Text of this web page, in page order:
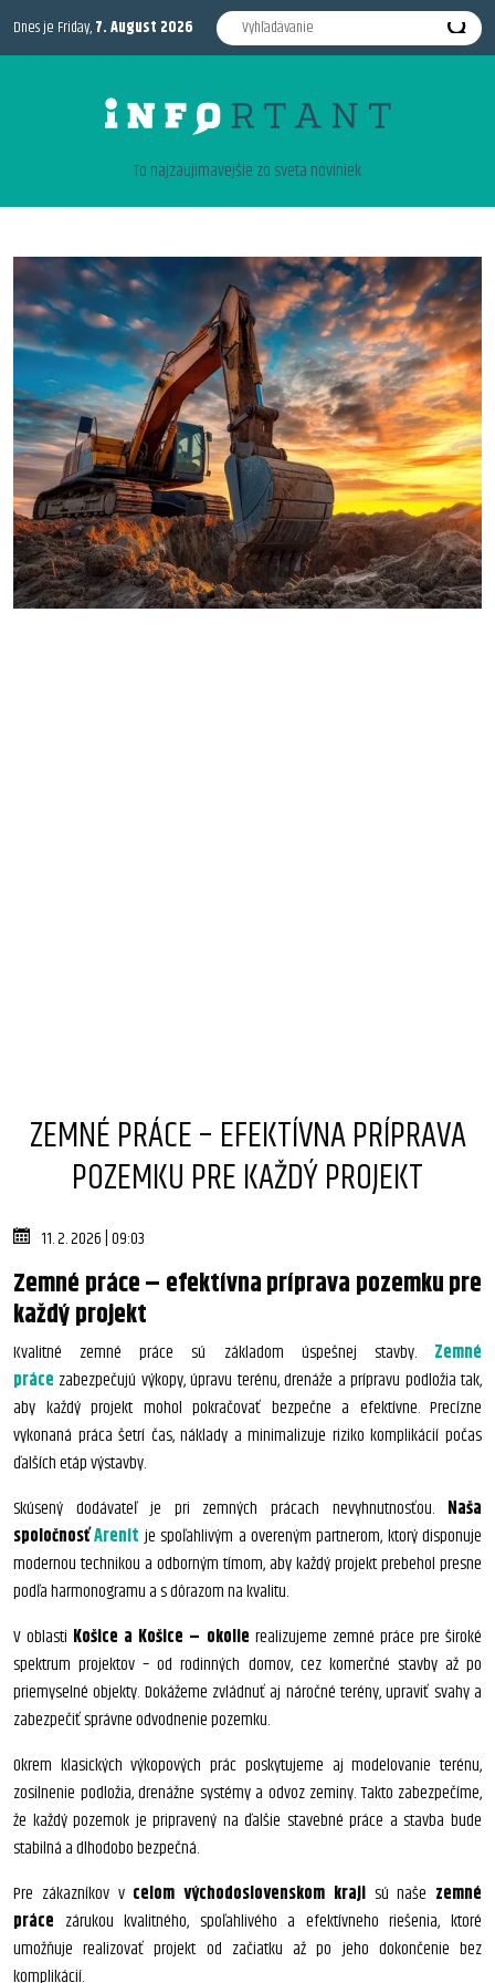
Dnes je Friday,7. August 2026
To najzaujimavejšie zo sveta noviniek
ZEMNÉ PRÁCE – EFEKTÍVNA PRÍPRAVA
POZEMKU PRE KAŽDÝ PROJEKT
11. 2. 2026 | 09:03
Zemné práce – efektívna príprava pozemku pre
každý projekt
Kvalitné zemné práce sú základom úspešnej stavby. Zemné
práce zabezpečujú výkopy, úpravu terénu, drenáže a prípravu podložia tak,
aby každý projekt mohol pokračovať bezpečne a efektívne. Precízne
vykonaná práca šetrí čas, náklady a minimalizuje riziko komplikácií počas
ďalších etáp výstavby.
Skúsený dodávateľ je pri zemných prácach nevyhnutnosťou. Naša
spoločnosťArenit je spoľahlivým a overeným partnerom, ktorý disponuje
modernou technikou a odborným tímom, aby každý projekt prebehol presne
podľa harmonogramu a s dôrazom na kvalitu.
V oblasti Košice a Košice – okolie realizujeme zemné práce pre široké
spektrum projektov – od rodinných domov, cez komerčné stavby až po
priemyselné objekty. Dokážeme zvládnuť aj náročné terény, upraviť svahy a
zabezpečiť správne odvodnenie pozemku.
Okrem klasických výkopových prác poskytujeme aj modelovanie terénu,
zosilnenie podložia, drenážne systémy a odvoz zeminy. Takto zabezpečíme,
že každý pozemok je pripravený na ďalšie stavebné práce a stavba bude
stabilná a dlhodobo bezpečná.
Pre zákazníkov v celom východoslovenskom krajisú naše zemné
práce zárukou kvalitného, spoľahlivého a efektívneho riešenia, ktoré
umožňuje realizovať projekt od začiatku až po jeho dokončenie bez
komplikácií.